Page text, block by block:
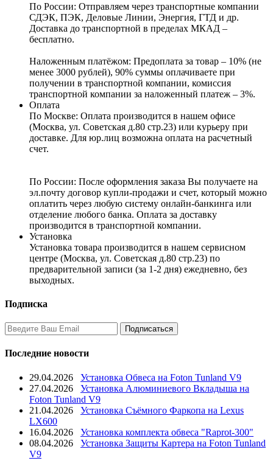
По России: Отправляем через транспортные компании
СДЭК, ПЭК, Деловые Линии, Энергия, ГТД и др.
Доставка до транспортной в пределах МКАД –
бесплатно.
Наложенным платёжом: Предоплата за товар – 10% (не
менее 3000 рублей), 90% суммы оплачиваете при
получении в транспортной компании, комиссия
транспортной компании за наложенный платеж – 3%.
Оплата
По Москве: Оплата производится в нашем офисе
(Москва, ул. Советская д.80 стр.23) или курьеру при
доставке. Для юр.лиц возможна оплата на расчетный
счет.
По России: После оформления заказа Вы получаете на
эл.почту договор купли-продажи и счет, который можно
оплатить через любую систему онлайн-банкинга или
отделение любого банка. Оплата за доставку
производится в транспортной компании.
Установка
Установка товара производится в нашем сервисном
центре (Москва, ул. Советская д.80 стр.23) по
предварительной записи (за 1-2 дня) ежедневно, без
выходных.
Подписка
Последние новости
29.04.2026
Установка Обвеса на Foton Tunland V9
27.04.2026
Установка Алюминиевого Вкладыша на
Foton Tunland V9
21.04.2026
Установка Съёмного Фаркопа на Lexus
LX600
16.04.2026
Установка комплекта обвеса "Raprot-300"
08.04.2026
Установка Защиты Картера на Foton Tunland
V9